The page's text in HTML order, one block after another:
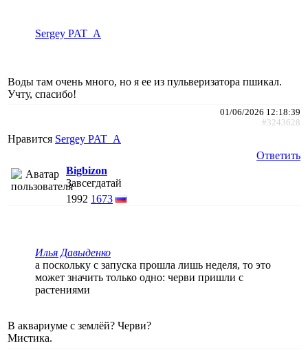
Sergey PAT_A
Воды там очень много, но я ее из пульверизатора пшикал.
Учту, спасибо!
01/06/2026 12:18:39
#3243628
Нравится Sergey PAT_A
Ответить
Bigbizon
Завсегдатай
1992 1673
Илья Давыденко
а поскольку с запуска прошла лишь неделя, то это
может значить только одно: черви пришли с
растениями
В аквариуме с землёй? Черви?
Мистика.